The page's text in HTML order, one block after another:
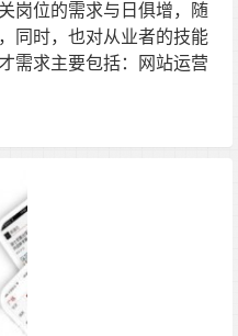
岗位的需求与日俱增，随
同时，也对从业者的技能
需求主要包括：网站运营